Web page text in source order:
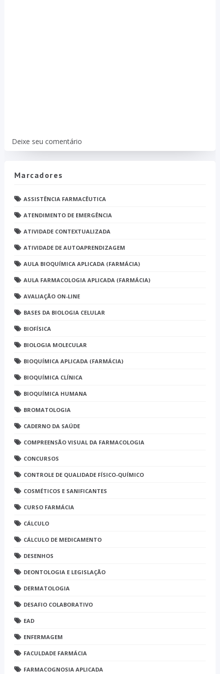
Deixe seu comentário
Marcadores
ASSISTÊNCIA FARMACÊUTICA
ATENDIMENTO DE EMERGÊNCIA
ATIVIDADE CONTEXTUALIZADA
ATIVIDADE DE AUTOAPRENDIZAGEM
AULA BIOQUÍMICA APLICADA (FARMÁCIA)
AULA FARMACOLOGIA APLICADA (FARMÁCIA)
AVALIAÇÃO ON-LINE
BASES DA BIOLOGIA CELULAR
BIOFÍSICA
BIOLOGIA MOLECULAR
BIOQUÍMICA APLICADA (FARMÁCIA)
BIOQUÍMICA CLÍNICA
BIOQUÍMICA HUMANA
BROMATOLOGIA
CADERNO DA SAÚDE
COMPREENSÃO VISUAL DA FARMACOLOGIA
CONCURSOS
CONTROLE DE QUALIDADE FÍSICO-QUÍMICO
COSMÉTICOS E SANIFICANTES
CURSO FARMÁCIA
CÁLCULO
CÁLCULO DE MEDICAMENTO
DESENHOS
DEONTOLOGIA E LEGISLAÇÃO
DERMATOLOGIA
DESAFIO COLABORATIVO
EAD
ENFERMAGEM
FACULDADE FARMÁCIA
FARMACOGNOSIA APLICADA